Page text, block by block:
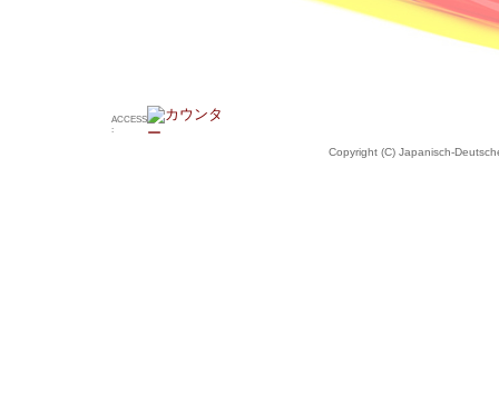
ACCESS
:
Copyright (C) Japanisch-